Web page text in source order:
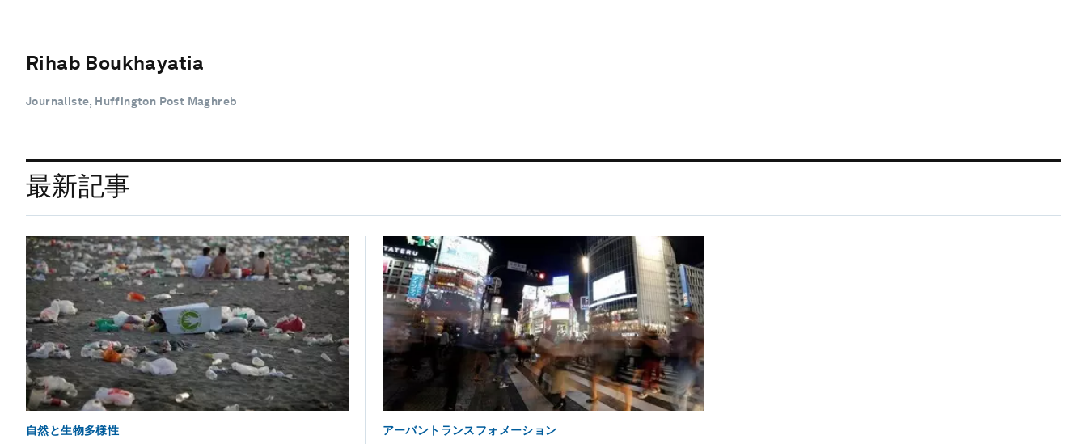
Rihab Boukhayatia
Journaliste, Huffington Post Maghreb
最新記事
自然と生物多様性 アーバントランスフォメーション